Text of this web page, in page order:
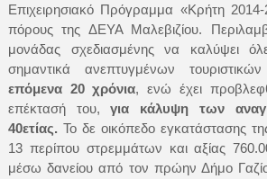
Επιχειρησιακό Πρόγραμμα «Κρήτη 2014-
πόρους της ΔΕΥΑ Μαλεβιζίου. Π
μονάδας σχεδιασμένης να καλύψει
σημαντικά ανεπτυγμένων
επόμενα 20 χρόνια, ενώ έχει
επέκτασή του,για κάλυψη των
40ετίας. Το δε οικόπεδο εγκατάστασης
13 περίπου στρεμμάτων και αξίας
μέσω δανείου από τον πρώην Δήμο